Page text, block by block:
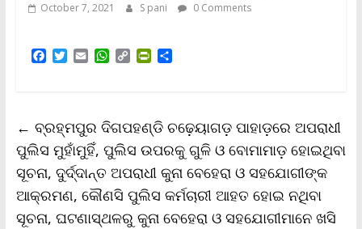
October 7, 2021 S pani 0 Comments
F
o
o
k
T
e
r
E
W
A
p
p
C
i
n
k
P
F
r
i
e
n
d
l
S
← ବ୍ରହ୍ମପୁର ଦିଗପହଣ୍ଡି ଚଢ଼େୟାଗଡ଼ ପାହାଡ଼ରେ ଅପରାଧୀ
ପୁଲିସ ମୁହାଁମୁହିଁ, ପୁଲିସ ଉପରକୁ ଗୁଳି ଓ ବୋମାମାଡ଼ ହୋଇଥିବା
ସୂଚନା, ଦୁର୍ଦ୍ଦାନ୍ତ ଅପରାଧୀ କୁନା ବେହେରା ଓ ସହଯୋଗୀଙ୍କ
ଆକ୍ରମଣ, କୌଣସି ପୁଲିସ କର୍ମଚାରୀ ଆହତ ହୋଇ ନଥିବା
ସୂଚନା, ଘଟଣାସ୍ଥଳରୁ କୁନା ବେହେରା ଓ ସହଯୋଗୀମାନେ ଖସି